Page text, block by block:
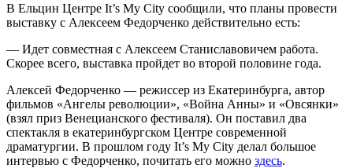
В Ельцин Центре It’s My City сообщили, что планы провести
выставку с Алексеем Федорченко действительно есть:
— Идет совместная с Алексеем Станиславовичем работа.
Скорее всего, выставка пройдет во второй половине года.
Алексей Федорченко — режиссер из Екатеринбурга, автор
фильмов «Ангелы революции», «Война Анны» и «Овсянки»
(взял приз Венецианского фестиваля). Он поставил два
спектакля в екатеринбургском Центре современной
драматургии. В прошлом году It’s My City делал большое
интервью с Федорченко, почитать его можно здесь.